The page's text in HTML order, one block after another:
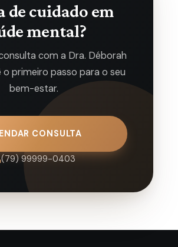
de cuidado em
mental?
com a Dra. Déborah
o primeiro passo para o seu
bem-estar.
CONSULTA
(79) 99999-0403